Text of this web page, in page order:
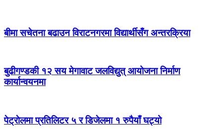
बीमा सचेतना बढाउन विराटनगरमा विद्यार्थीसँग अन्तरक्रिया
बुढीगण्डकी १२ सय मेगावाट जलविद्युत् आयोजना निर्माण
कार्यान्वयनमा
पेट्राेलमा प्रतिलिटर ५ र डिजेलमा १ रुपैयाँ घट्यो